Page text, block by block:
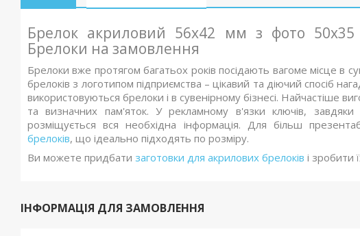
Брелок акриловий 56х42 мм з фото
Брелоки на замовлення
Брелоки вже протягом багатьох років посідають вагоме місце в
брелоків з логотипом підприємства – цікавий та діючий спосіб
використовуються брелоки і в сувенірному бізнесі. Найчастіше
та визначних пам'яток. У рекламному в'язки ключів, завдяки
розміщується вся необхідна інформація. Для більш
брелоків, що ідеально підходять по розміру.
Ви можете придбати заготовки для акрилових брелоків і зробити
ІНФОРМАЦІЯ ДЛЯ ЗАМОВЛЕННЯ